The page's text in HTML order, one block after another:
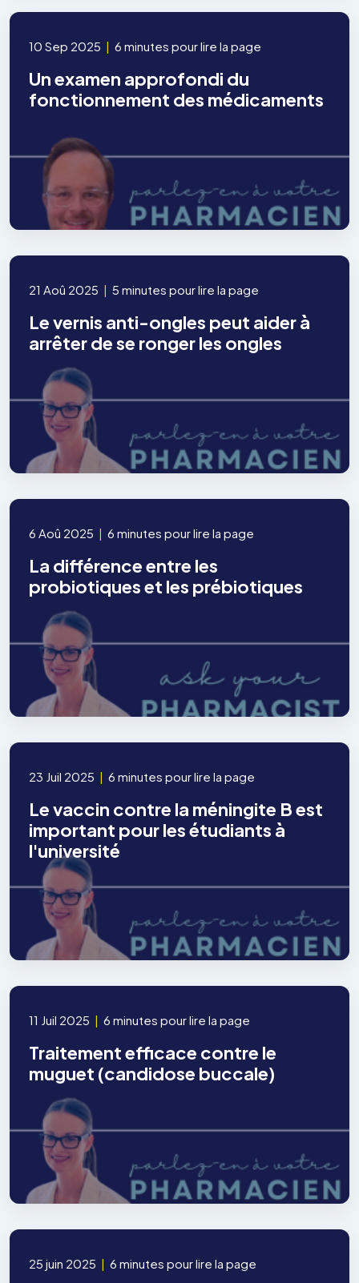
10 Sep 2025 | 6 minutes pour lire la page
Un examen approfondi du
fonctionnement des médicaments
21 Aoû 2025 | 5 minutes pour lire la page
Le vernis anti-ongles peut aider à
arrêter de se ronger les ongles
6 Aoû 2025 | 6 minutes pour lire la page
La différence entre les
probiotiques et les prébiotiques
23 Juil 2025 | 6 minutes pour lire la page
Le vaccin contre la méningite B est
important pour les étudiants à
l'université
11 Juil 2025 | 6 minutes pour lire la page
Traitement efficace contre le
muguet (candidose buccale)
25 juin 2025 | 6 minutes pour lire la page